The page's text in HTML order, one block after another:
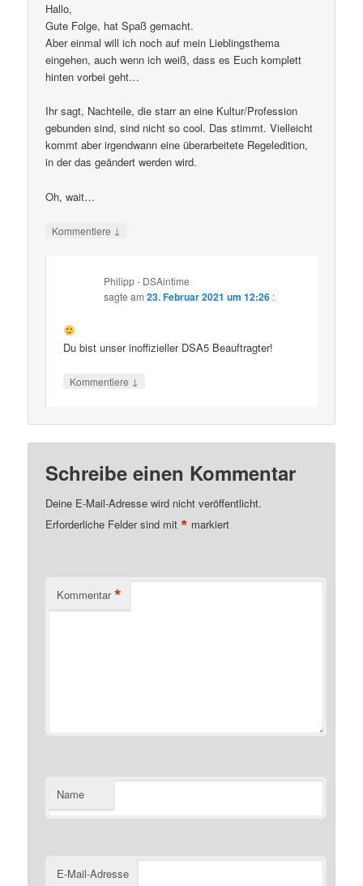
Hallo,
Gute Folge, hat Spaß gemacht.
Aber einmal will ich noch auf mein Lieblingsthema
eingehen, auch wenn ich weiß, dass es Euch komplett
hinten vorbei geht…
Ihr sagt, Nachteile, die starr an eine Kultur/Profession
gebunden sind, sind nicht so cool. Das stimmt. Vielleicht
kommt aber irgendwann eine überarbeitete Regeledition,
in der das geändert werden wird.
Oh, wait…
Kommentiere ↓
Philipp - DSAintime
sagte am23. Februar 2021 um 12:26 :
Du bist unser inoffizieller DSA5 Beauftragter!
Kommentiere ↓
Schreibe einen Kommentar
Deine E-Mail-Adresse wird nicht veröffentlicht.
Erforderliche Felder sind mit* markiert
Kommentar *
Name
E-Mail-Adresse